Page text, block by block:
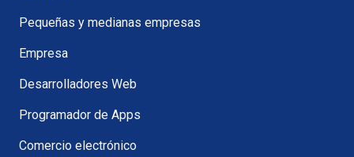
Pequeñas y medianas empresas
Empresa
Desarrolladores Web
Programador de Apps
Comercio electrónico